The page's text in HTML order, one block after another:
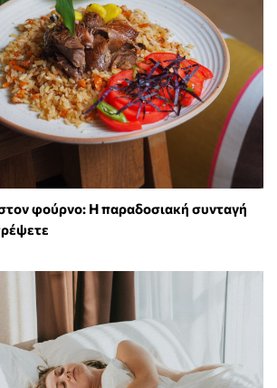
στον φούρνο: Η παραδοσιακή συνταγή